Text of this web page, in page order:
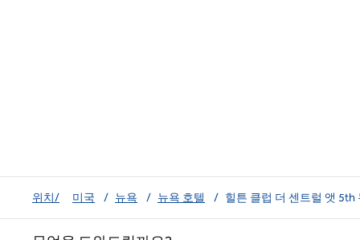
위치/ 미국 / 뉴욕 / 뉴욕 호텔 / 힐튼 클럽 더 센트럴 앳 5th